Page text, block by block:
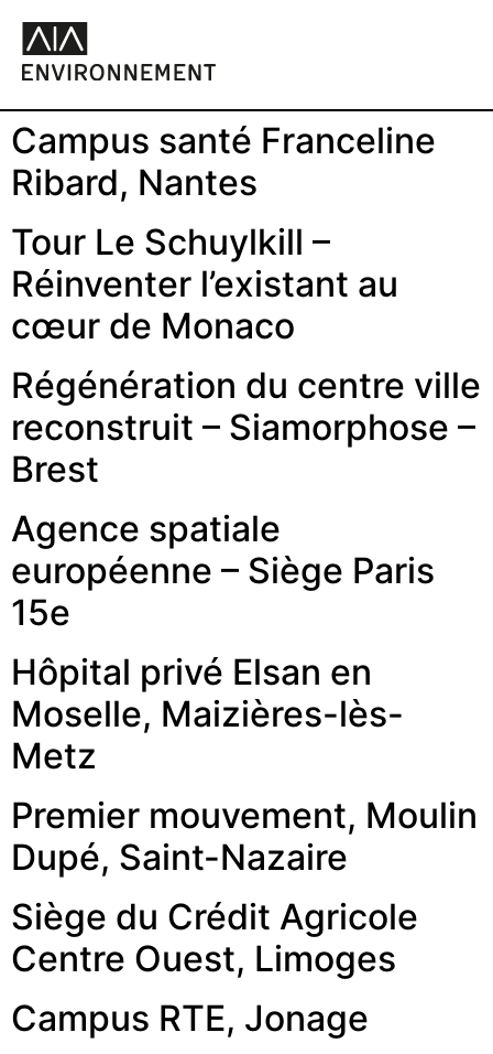
Campus santé Franceline
Ribard, Nantes
Tour Le Schuylkill –
Réinventer l’existant au
cœur de Monaco
Régénération du centre ville
reconstruit – Siamorphose –
Brest
Agence spatiale
européenne – Siège Paris
15e
Hôpital privé Elsan en
Moselle, Maizières-lès-
Metz
Premier mouvement, Moulin
Dupé, Saint-Nazaire
Siège du Crédit Agricole
Centre Ouest, Limoges
Campus RTE, Jonage